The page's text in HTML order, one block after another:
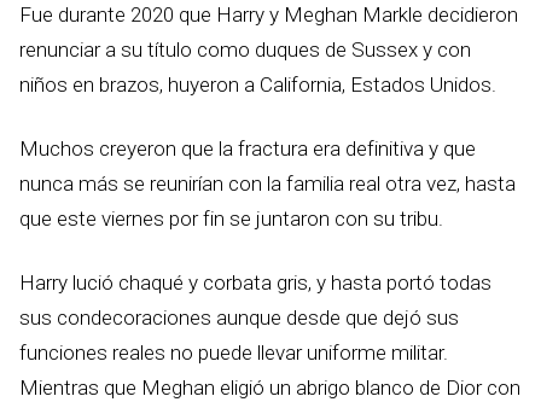
Fue durante 2020 que Harry y Meghan Markle decidieron
renunciar a su título como duques de Sussex y con
niños en brazos, huyeron a California, Estados Unidos.
Muchos creyeron que la fractura era definitiva y que
nunca más se reunirían con la familia real otra vez, hasta
que este viernes por fin se juntaron con su tribu.
Harry lució chaqué y corbata gris, y hasta portó todas
sus condecoraciones aunque desde que dejó sus
funciones reales no puede llevar uniforme militar.
Mientras que Meghan eligió un abrigo blanco de Dior con